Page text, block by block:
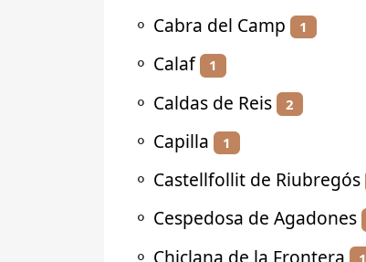
⚬ Cabra del Camp 1
⚬ Calaf 1
⚬ Caldas de Reis 2
⚬ Capilla 1
⚬ Castellfollit de Riubregós
⚬ Cespedosa de Agadones
⚬ Chiclana de la Frontera 1